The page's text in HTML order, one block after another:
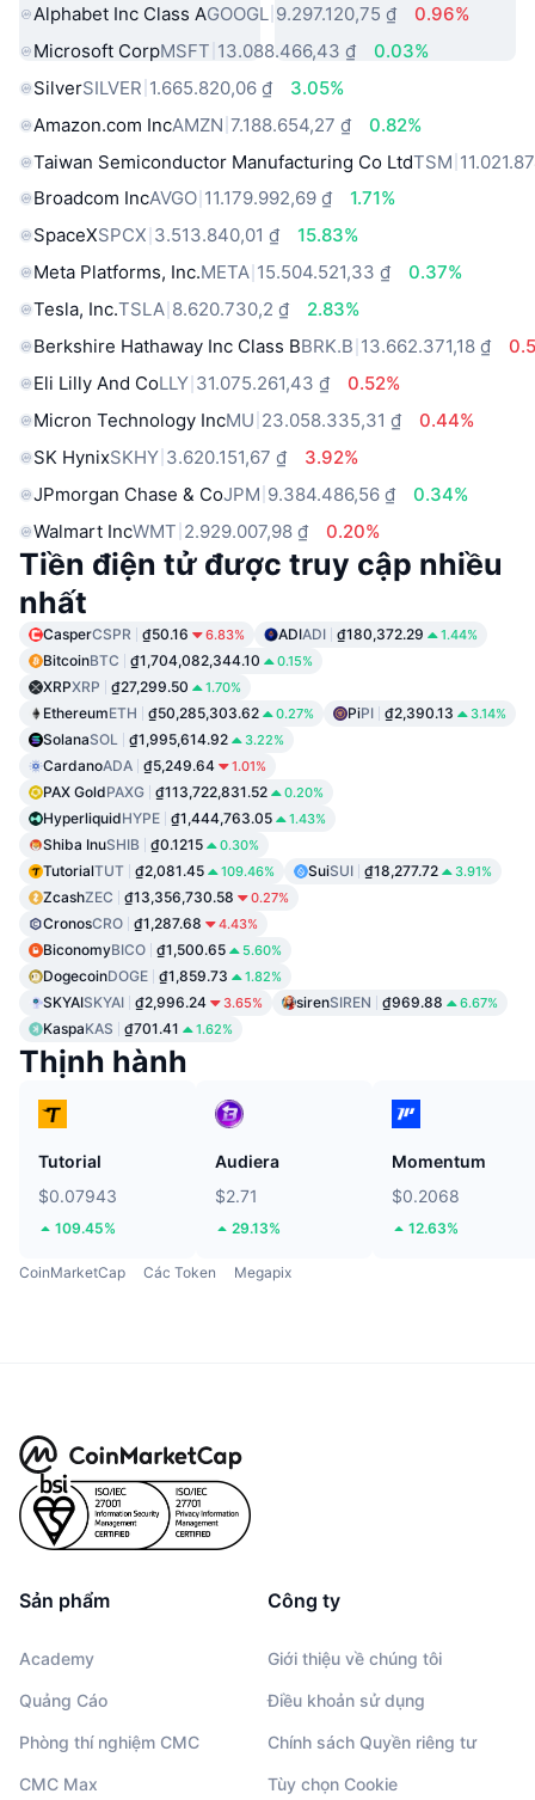
Alphabet Inc Class AGOOGL 9.297.120,75 ₫
0.96%
Microsoft CorpMSFT 13.088.466,43 ₫
0.03%
SilverSILVER 1.665.820,06 ₫
3.05%
Amazon.com IncAMZN 7.188.654,27 ₫
0.82%
Taiwan Semiconductor Manufacturing Co LtdTSM
Broadcom IncAVGO 11.179.992,69 ₫
1.71%
SpaceXSPCX 3.513.840,01 ₫
15.83%
Meta Platforms, Inc.META 15.504.521,33 ₫
0.37%
Tesla, Inc.TSLA 8.620.730,2 ₫
2.83%
Berkshire Hathaway Inc Class BBRK.B 13.662.371,18 ₫
Eli Lilly And CoLLY 31.075.261,43 ₫
0.52%
Micron Technology IncMU 23.058.335,31 ₫
0.44%
SK HynixSKHY 3.620.151,67 ₫
3.92%
JPmorgan Chase & CoJPM 9.384.486,56 ₫
0.34%
Walmart IncWMT 2.929.007,98 ₫ 0.20%
Tiền điện tử được truy cập nhiều
nhất
CasperCSPR ₫50.16 6.83% ADIADI ₫180,372.29 1.44%
BitcoinBTC ₫1,704,082,344.10 0.15%
XRPXRP ₫27,299.50 1.70%
EthereumETH ₫50,285,303.62 0.27% PiPI ₫2,390.13 3.14%
SolanaSOL ₫1,995,614.92 3.22%
CardanoADA ₫5,249.64 1.01%
PAX GoldPAXG ₫113,722,831.52 0.20%
HyperliquidHYPE ₫1,444,763.05 1.43%
Shiba InuSHIB ₫0.1215 0.30%
TutorialTUT ₫2,081.45 109.46% SuiSUI ₫18,277.72 3.91%
ZcashZEC ₫13,356,730.58 0.27%
CronosCRO ₫1,287.68 4.43%
BiconomyBICO ₫1,500.65 5.60%
DogecoinDOGE ₫1,859.73 1.82%
SKYAISKYAI ₫2,996.24 3.65% sirenSIREN ₫969.88 6.67%
KaspaKAS ₫701.41 1.62%
Thịnh hành
Tutorial
$0.07943
109.45%
Audiera
$2.71
29.13%
Momentum
$0.2068
12.63%
CoinMarketCap Các Token Megapix
Sản phẩm
Academy
Quảng Cáo
Phòng thí nghiệm CMC
CMC Max
Công ty
Giới thiệu về chúng tôi
Điều khoản sử dụng
Chính sách Quyền riêng tư
Tùy chọn Cookie